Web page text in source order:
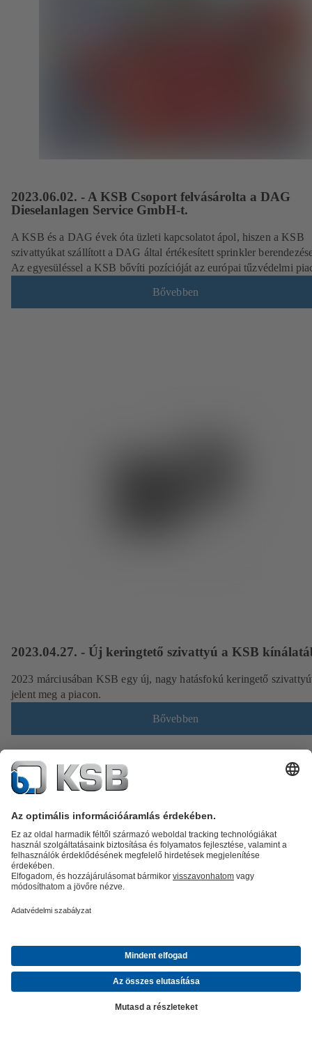
2023.06.02. - A KSB Csoport felvásárolta a DAG
Dieselanlagen Service GmbH-t.
A KSB és a DAG évek óta üzleti kapcsolatot ápol, hiszen a KSB
szivattyúkat szállított a DAG által értékesített sprinkler
Az egyesüléssel a KSB bővíti pozícióját az európai tűzvédelmi
Bővebben
2023.04.27. - Új keringtető szivattyú a KSB
2023 márciusában KSB egy új, nagy hatásfokú keringető
jelent meg a piacon.
Bővebben
2023.03.01. - Új szerelvénytechnológiai központ
Echternachban
A KSB csoporthoz tartozó SISTO Armaturen S.A. 2023. február